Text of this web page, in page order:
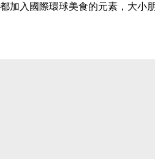
都加入國際環球美食的元素，大小